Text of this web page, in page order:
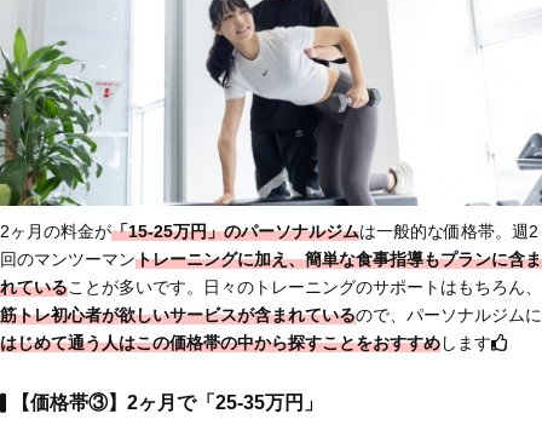
2ヶ月の料金が「15-25万円」のパーソナルジムは一般的な価格帯。週2
回のマンツーマントレーニングに加え、簡単な食事指導もプランに含ま
れていることが多いです。日々のトレーニングのサポートはもちろん、
筋トレ初心者が欲しいサービスが含まれているので、パーソナルジムに
はじめて通う人はこの価格帯の中から探すことをおすすめします
【価格帯③】2ヶ月で「25-35万円」